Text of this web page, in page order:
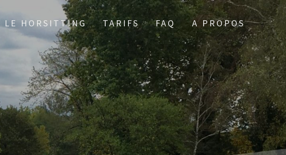
LE HORSITTING TARIFS FAQ A PROPOS